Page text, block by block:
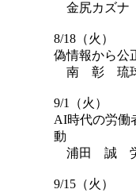
金尻カズナ
8/18（火）
偽情報から公
南 彰 琉球
9/1（火）
AI時代の労働
動
浦田 誠 労
9/15（火）